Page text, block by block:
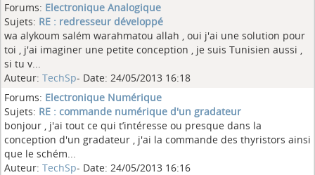
Forums: Electronique Analogique
Sujets: RE : redresseur développé
wa alykoum salém warahmatou allah , oui j'ai une solution pour
toi , j'ai imaginer une petite conception , je suis Tunisien aussi ,
si tu v...
Auteur: TechSp- Date: 24/05/2013 16:18
Forums: Electronique Numérique
Sujets: RE : commande numérique d'un gradateur
bonjour , j'ai tout ce qui t’intéresse ou presque dans la
conception d'un gradateur , j'ai la commande des thyristors ainsi
que le schém...
Auteur: TechSp- Date: 24/05/2013 16:16